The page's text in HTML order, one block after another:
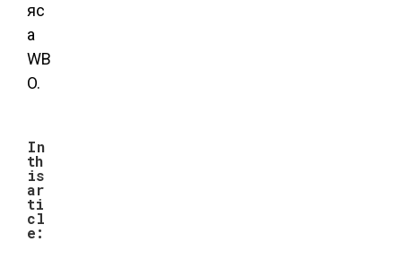
яс
а
WB
O.
In
th
is
ar
ti
cl
e: